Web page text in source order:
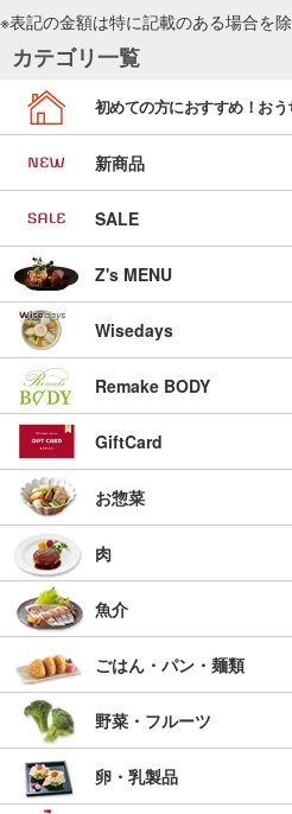
※表記の金額は特に記載のある場合を
カテゴリ一覧
初めての方におすすめ！お
新商品
SALE
Z's MENU
Wisedays
Remake BODY
GiftCard
お惣菜
肉
魚介
ごはん・パン・麺類
野菜・フルーツ
卵・乳製品